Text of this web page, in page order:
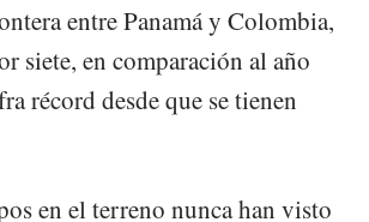
entre Panamá y Colombia,
siete, en comparación al año
récord desde que se tienen
en el terreno nunca han visto